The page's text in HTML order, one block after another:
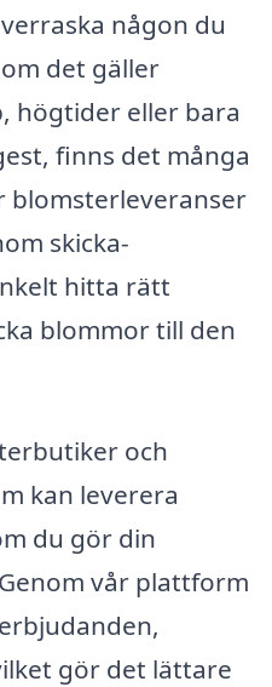
någon du
det gäller
högtider eller bara
finns det många
blomsterleveranser
skicka-
hitta rätt
blommor till den
och
kan leverera
du gör din
vår plattform
gör det lättare